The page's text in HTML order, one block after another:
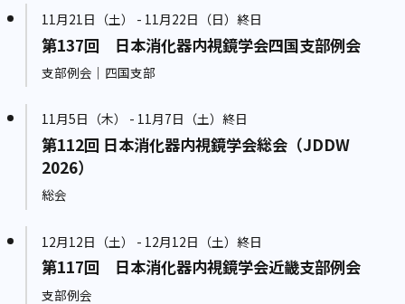
11月21日（土） - 11月22日（日）終日
第137回 日本消化器内視鏡学会四国支部例会
支部例会｜四国支部
11月5日（木） - 11月7日（土）終日
第112回 日本消化器内視鏡学会総会（JDDW
2026）
総会
12月12日（土） - 12月12日（土）終日
第117回 日本消化器内視鏡学会近畿支部例会
支部例会